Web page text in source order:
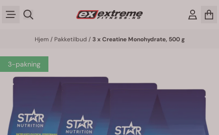
Hopp til innhold
Hjem / Pakketilbud / 3 x Creatine Monohydrate, 500 g
3-pakning